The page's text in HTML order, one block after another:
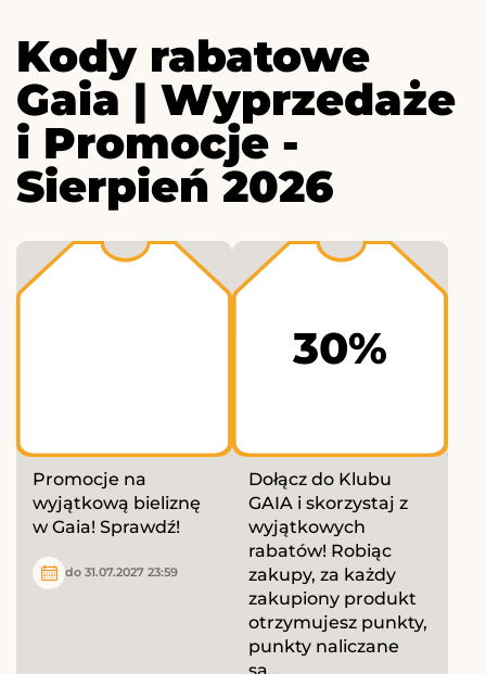
Kody rabatowe
Gaia | Wyprzedaże
i Promocje -
Sierpień 2026
Promocje na
wyjątkową bieliznę
w Gaia! Sprawdź!
do 31.07.2027 23:59
30%
Dołącz do Klubu
GAIA i skorzystaj z
wyjątkowych
rabatów! Robiąc
zakupy, za każdy
zakupiony produkt
otrzymujesz punkty,
punkty naliczane
są...